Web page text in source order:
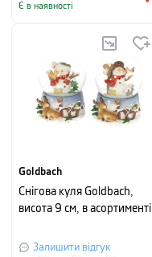
Є в наявності
Goldbach
Снігова куля Goldbach,
висота 9 см, в асортименті
Залишити відгук